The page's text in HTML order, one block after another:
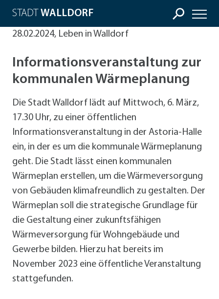
STADT WALLDORF
28.02.2024, Leben in Walldorf
Informationsveranstaltung zur
kommunalen Wärmeplanung
Die Stadt Walldorf lädt auf Mittwoch, 6. März,
17.30 Uhr, zu einer öffentlichen
Informationsveranstaltung in der Astoria-Halle
ein, in der es um die kommunale Wärmeplanung
geht. Die Stadt lässt einen kommunalen
Wärmeplan erstellen, um die Wärmeversorgung
von Gebäuden klimafreundlich zu gestalten. Der
Wärmeplan soll die strategische Grundlage für
die Gestaltung einer zukunftsfähigen
Wärmeversorgung für Wohngebäude und
Gewerbe bilden. Hierzu hat bereits im
November 2023 eine öffentliche Veranstaltung
stattgefunden.